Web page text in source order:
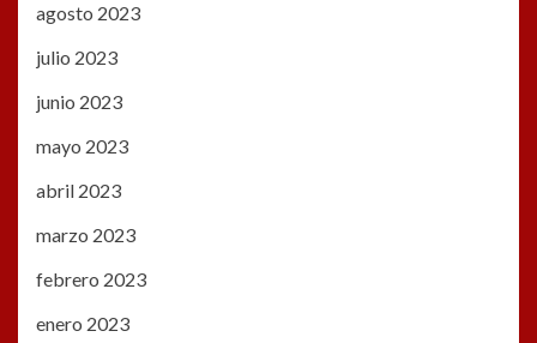
agosto 2023
julio 2023
junio 2023
mayo 2023
abril 2023
marzo 2023
febrero 2023
enero 2023